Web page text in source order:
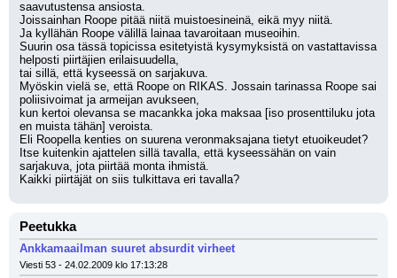
saavutustensa ansiosta.
Joissainhan Roope pitää niitä muistoesineinä, eikä myy niitä.
Ja kyllähän Roope välillä lainaa tavaroitaan museoihin.
Suurin osa tässä topicissa esitetyistä kysymyksistä on vastattavissa
helposti piirtäjien erilaisuudella,
tai sillä, että kyseessä on sarjakuva.
Myöskin vielä se, että Roope on RIKAS. Jossain tarinassa Roope sai
poliisivoimat ja armeijan avukseen,
kun kertoi olevansa se macankka joka maksaa [iso prosenttiluku jota
en muista tähän] veroista.
Eli Roopella kenties on suurena veronmaksajana tietyt etuoikeudet?
Itse kuitenkin ajattelen sillä tavalla, että kyseessähän on vain
sarjakuva, jota piirtää monta ihmistä.
Kaikki piirtäjät on siis tulkittava eri tavalla?
Peetukka
Ankkamaailman suuret absurdit virheet
Viesti 53 - 24.02.2009 klo 17:13:28